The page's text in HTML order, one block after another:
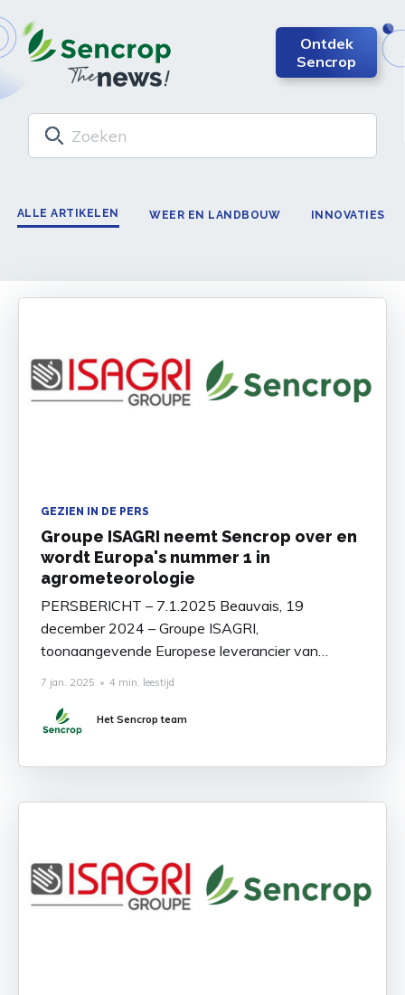
Ontdek
Sencrop
ALLE ARTIKELEN WEER EN LANDBOUW INNOVATIES
GEZIEN IN DE PERS
Groupe ISAGRI neemt Sencrop over en
wordt Europa's nummer 1 in
agrometeorologie
PERSBERICHT – 7.1.2025 Beauvais, 19
december 2024 – Groupe ISAGRI,
toonaangevende Europese leverancier van
bedrijf gespecialiseerd in weer- en
irrigatieoplossingen op perceelsniveau. Dankzij
deze strategische overname positioneert Isagri
samenwerkende agrometeorologische
7 jan. 2025 • 4 min. leestijd
Het Sencrop team